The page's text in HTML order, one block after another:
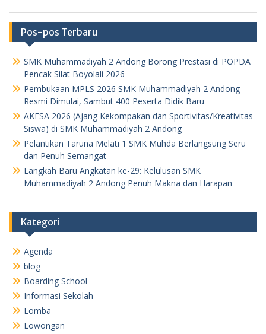
o
o
k
A
p
p
e
r
Pos-pos Terbaru
SMK Muhammadiyah 2 Andong Borong Prestasi di POPDA
Pencak Silat Boyolali 2026
Pembukaan MPLS 2026 SMK Muhammadiyah 2 Andong
Resmi Dimulai, Sambut 400 Peserta Didik Baru
AKESA 2026 (Ajang Kekompakan dan Sportivitas/Kreativitas
Siswa) di SMK Muhammadiyah 2 Andong
Pelantikan Taruna Melati 1 SMK Muhda Berlangsung Seru
dan Penuh Semangat
Langkah Baru Angkatan ke-29: Kelulusan SMK
Muhammadiyah 2 Andong Penuh Makna dan Harapan
Kategori
Agenda
blog
Boarding School
Informasi Sekolah
Lomba
Lowongan